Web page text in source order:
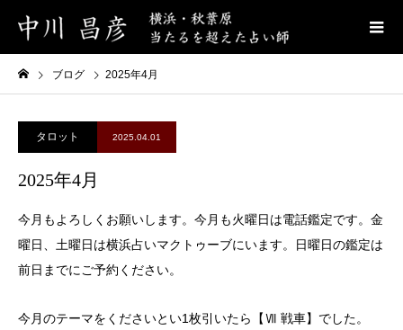
ブログ 2025年4月
タロット 2025.04.01
2025年4月
今月もよろしくお願いします。今月も火曜日は電話鑑定です。金
曜日、土曜日は横浜占いマクトゥーブにいます。日曜日の鑑定は
前日までにご予約ください。
今月のテーマをくださいとい1枚引いたら【Ⅶ 戦車】でした。